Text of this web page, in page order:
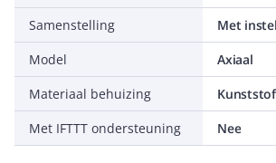
Samenstelling
Model
Axiaal
Materiaal behuizing
Kunststof
Met IFTTT ondersteuning
Nee